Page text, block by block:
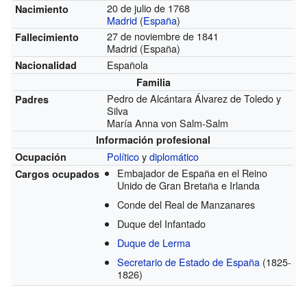
Nacimiento
20 de julio de 1768
Madrid (España)
Fallecimiento
27 de noviembre de 1841
Madrid (España)
Nacionalidad Española
Familia
Padres
Pedro de Alcántara Álvarez de Toledo y
Silva
María Anna von Salm-Salm
Información profesional
Ocupación
Políticoydiplomático
Cargos ocupados
Embajador de España en el Reino
Unido de Gran Bretaña e Irlanda
Conde del Real de Manzanares
Duque del Infantado
Duque de Lerma
Secretario de Estado de España (1825-
1826)